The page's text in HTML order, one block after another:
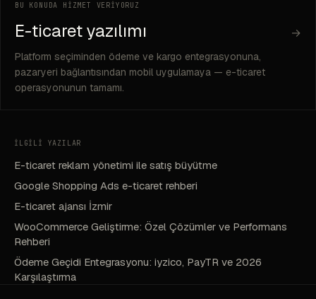
BU KONUDA HİZMET VERİYORUZ
E-ticaret yazılımı →
Platform seçiminden ödeme ve kargo entegrasyonuna,
pazaryeri bağlantısından mobil uygulamaya — e-ticaret
operasyonunun tamamı.
İLGİLİ YAZILAR
E-ticaret reklam yönetimi ile satış büyütme
Google Shopping Ads e-ticaret rehberi
E-ticaret ajansı İzmir
WooCommerce Geliştirme: Özel Çözümler ve Performans
Rehberi
Ödeme Geçidi Entegrasyonu: iyzico, PayTR ve 2026
Karşılaştırma